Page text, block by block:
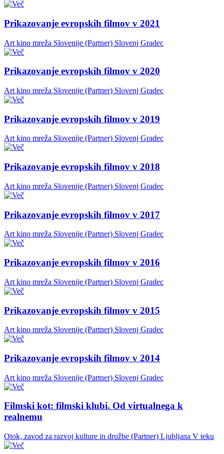
Prikazovanje evropskih filmov v 2021
Art kino mreža Slovenije (Partner) Slovenj Gradec
Prikazovanje evropskih filmov v 2020
Art kino mreža Slovenije (Partner) Slovenj Gradec
Prikazovanje evropskih filmov v 2019
Art kino mreža Slovenije (Partner) Slovenj Gradec
Prikazovanje evropskih filmov v 2018
Art kino mreža Slovenije (Partner) Slovenj Gradec
Prikazovanje evropskih filmov v 2017
Art kino mreža Slovenije (Partner) Slovenj Gradec
Prikazovanje evropskih filmov v 2016
Art kino mreža Slovenije (Partner) Slovenj Gradec
Prikazovanje evropskih filmov v 2015
Art kino mreža Slovenije (Partner) Slovenj Gradec
Prikazovanje evropskih filmov v 2014
Art kino mreža Slovenije (Partner) Slovenj Gradec
Filmski kot: filmski klubi. Od virtualnega k
realnemu
Otok, zavod za razvoj kulture in družbe (Partner) Ljubljana V teku